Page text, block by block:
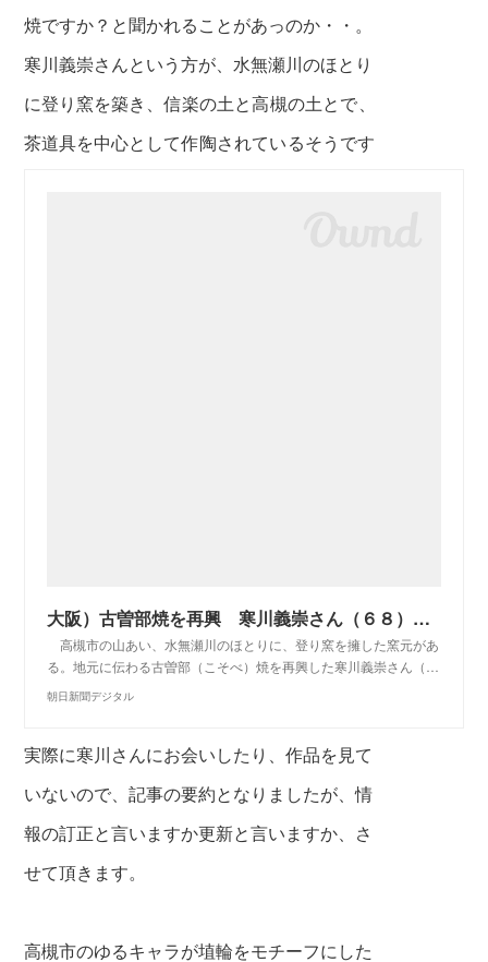
焼ですか？と聞かれることがあっのか・・。
寒川義崇さんという方が、水無瀬川のほとり
に登り窯を築き、信楽の土と高槻の土とで、
茶道具を中心として作陶されているそうです
大阪）古曽部焼を再興 寒川義崇さん（６８）：朝日新聞デジタル
高槻市の山あい、水無瀬川のほとりに、登り窯を擁した窯元があ
る。地元に伝わる古曽部（こそべ）焼を再興した寒川義崇さん（…
朝日新聞デジタル
実際に寒川さんにお会いしたり、作品を見て
いないので、記事の要約となりましたが、情
報の訂正と言いますか更新と言いますか、 さ
せて頂きます。
高槻市のゆるキャラが埴輪をモチーフにした